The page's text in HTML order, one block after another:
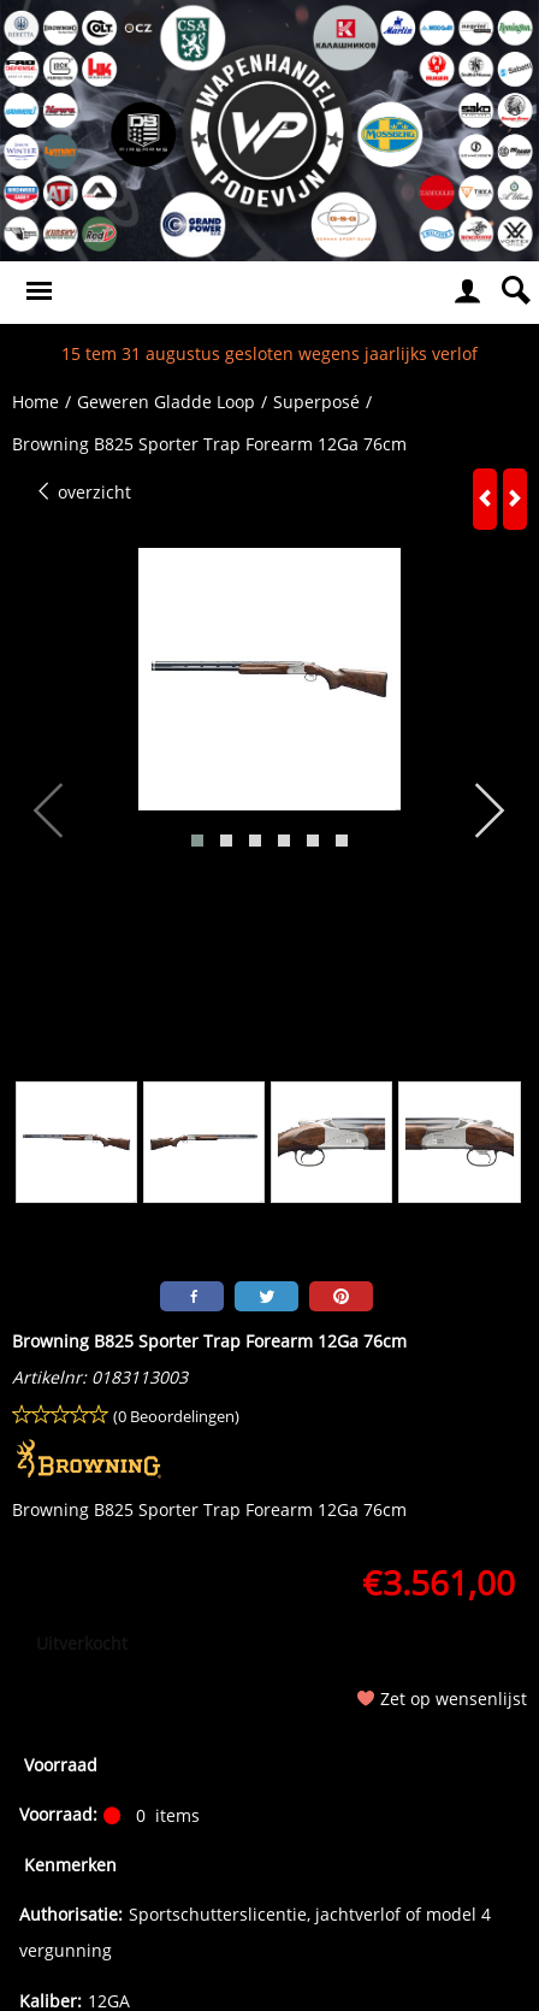
15 tem 31 augustus gesloten wegens jaarlijks verlof
Home / Geweren Gladde Loop / Superposé /
Browning B825 Sporter Trap Forearm 12Ga 76cm
overzicht
Browning B825 Sporter Trap Forearm 12Ga 76cm
Artikelnr: 0183113003
(0 Beoordelingen)
Browning B825 Sporter Trap Forearm 12Ga 76cm
€3.561,00
Zet op wensenlijst
Voorraad
Voorraad: 0 items
Kenmerken
Authorisatie: Sportschutterslicentie, jachtverlof of model 4
vergunning
Kaliber: 12GA